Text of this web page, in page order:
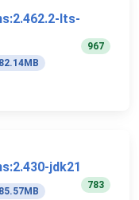
lts-
967
jdk21
783